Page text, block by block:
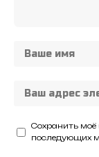
Сохранить моё
последующих